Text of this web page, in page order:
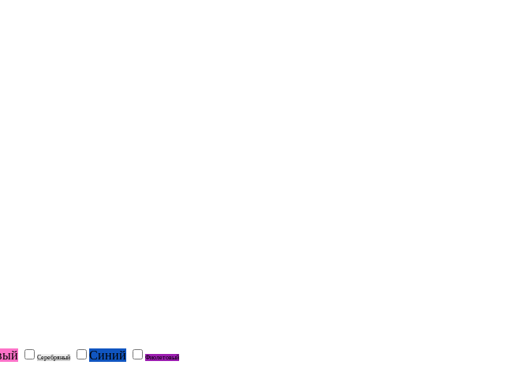
Серебряный Синий Фиолетовый